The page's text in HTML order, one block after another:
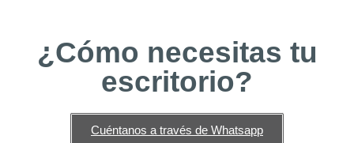
¿Cómo necesitas tu
escritorio?
Cuéntanos a través de Whatsapp